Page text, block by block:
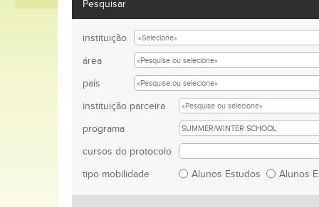
Pesquisar
instituição
área
país
instituição parceira
programa
cursos do protocolo
tipo mobilidade
Alunos Estudos Alunos